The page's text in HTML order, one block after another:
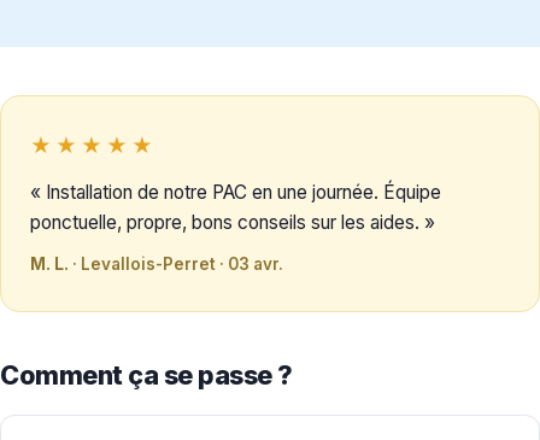
★★★★★
« Installation de notre PAC en une journée. Équipe
ponctuelle, propre, bons conseils sur les aides. »
M. L. · Levallois-Perret · 03 avr.
Comment ça se passe ?